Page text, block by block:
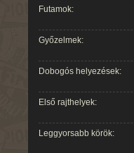
Futamok:
Győzelmek:
Dobogós helyezések:
Első rajthelyek:
Leggyorsabb körök: